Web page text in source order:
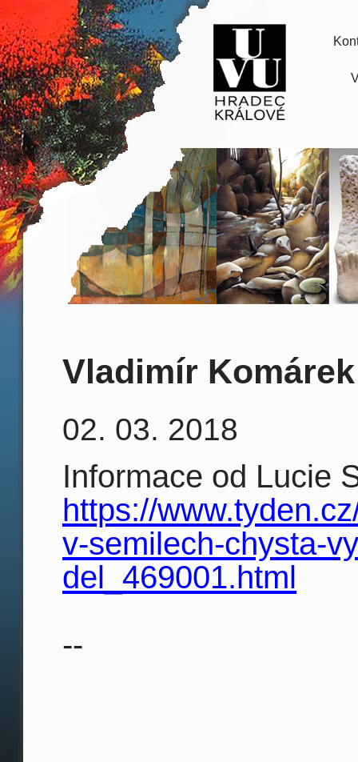
Vladimír Komárek
02. 03. 2018
Informace od Lucie
https://
v-semilech-chysta-
del_469001.html
--